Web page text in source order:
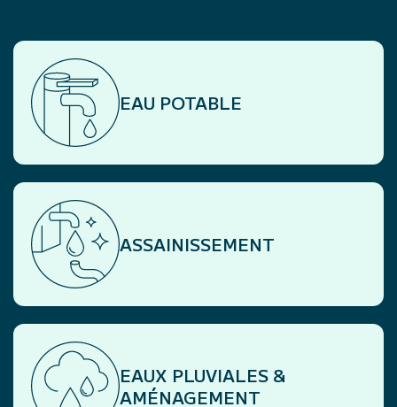
EAU POTABLE
ASSAINISSEMENT
EAUX PLUVIALES &
AMÉNAGEMENT